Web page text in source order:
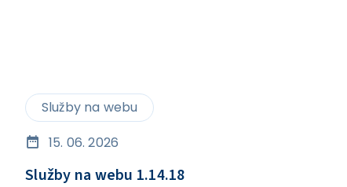
Služby na webu
15. 06. 2026
Služby na webu 1.14.18